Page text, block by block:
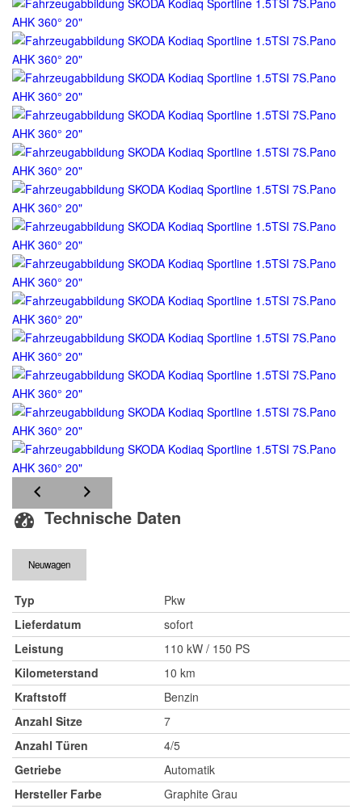
Technische Daten
Neuwagen
Typ
Pkw
Lieferdatum
sofort
Leistung
110 kW / 150 PS
Kilometerstand
10 km
Kraftstoff
Benzin
Anzahl Sitze
7
Anzahl Türen
4/5
Getriebe
Automatik
Hersteller Farbe
Graphite Grau